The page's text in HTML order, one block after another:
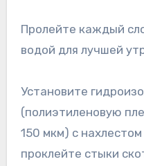
Пролейте каждый
водой для лучшей
Установите
(полиэтиленовую
150 мкм) с
проклейте стыки